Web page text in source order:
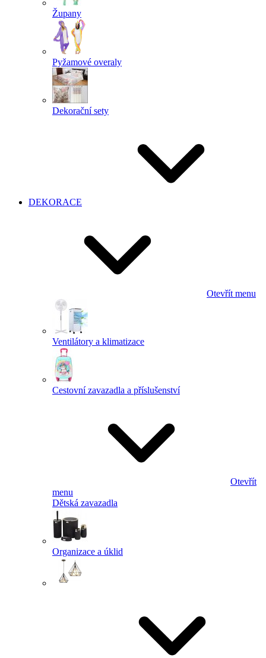
Župany
Pyžamové overaly
Dekorační sety
DEKORACE
Otevřít menu
Ventilátory a klimatizace
Cestovní zavazadla a příslušenství
Otevřít
menu
Dětská zavazadla
Organizace a úklid